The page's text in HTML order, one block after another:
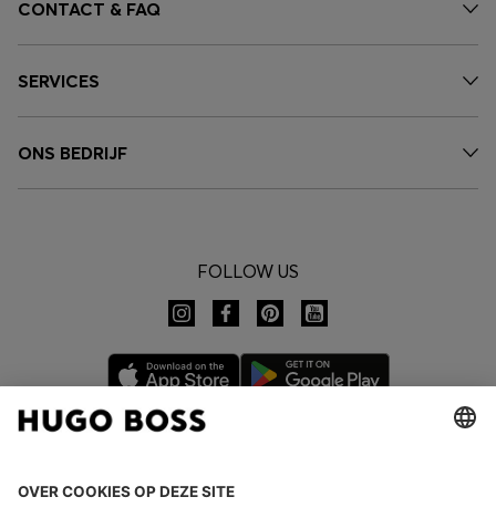
CONTACT & FAQ
SERVICES
ONS BEDRIJF
FOLLOW US
LAND WIJZIGEN: